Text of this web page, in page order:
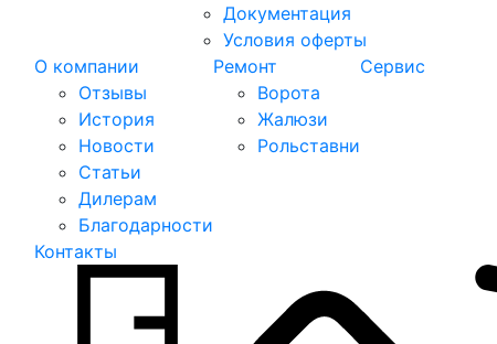
Документация
Условия оферты
О компании
Отзывы
История
Новости
Статьи
Дилерам
Благодарности
Ремонт
Ворота
Жалюзи
Рольставни
Сервис
Контакты